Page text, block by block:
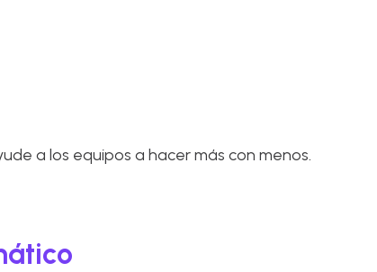
a los equipos a hacer más con menos.